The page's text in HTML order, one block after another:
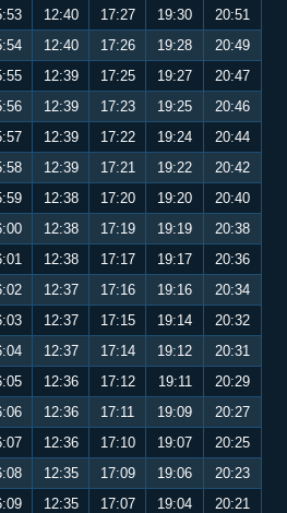
12:40 17:27 19:30
20:51
12:40 17:26 19:28
20:49
12:39 17:25 19:27
20:47
12:39 17:23 19:25
20:46
12:39 17:22 19:24
20:44
12:39 17:21 19:22
20:42
12:38 17:20 19:20
20:40
12:38 17:19 19:19
20:38
12:38 17:17 19:17
20:36
12:37 17:16 19:16
20:34
12:37 17:15 19:14
20:32
12:37 17:14 19:12
20:31
12:36 17:12 19:11
20:29
12:36 17:11 19:09
20:27
12:36 17:10 19:07
20:25
12:35 17:09 19:06
20:23
12:35 17:07 19:04
20:21